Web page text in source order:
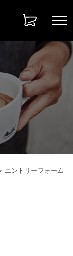
エントリーフォーム